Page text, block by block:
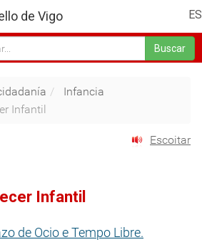
ES
de Vigo
Buscar
Infancia
Infantil
Escoitar
Infantil
de Ocio e Tempo Libre.